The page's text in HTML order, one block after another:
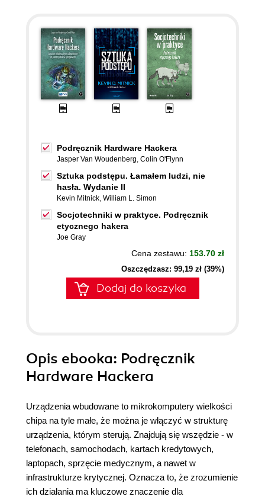
Podręcznik Hardware Hackera
Jasper Van Woudenberg, Colin O'Flynn
Sztuka podstępu. Łamałem ludzi, nie
hasła. Wydanie II
Kevin Mitnick, William L. Simon
Socjotechniki w praktyce. Podręcznik
etycznego hakera
Joe Gray
Cena zestawu: 153.70 zł
Oszczędzasz: 99,19 zł (39%)
Dodaj do koszyka
Opis ebooka: Podręcznik
Hardware Hackera
Urządzenia wbudowane to mikrokomputery wielkości
chipa na tyle małe, że można je włączyć w strukturę
urządzenia, którym sterują. Znajdują się wszędzie - w
telefonach, samochodach, kartach kredytowych,
laptopach, sprzęcie medycznym, a nawet w
infrastrukturze krytycznej. Oznacza to, że zrozumienie
ich działania ma kluczowe znaczenie dla